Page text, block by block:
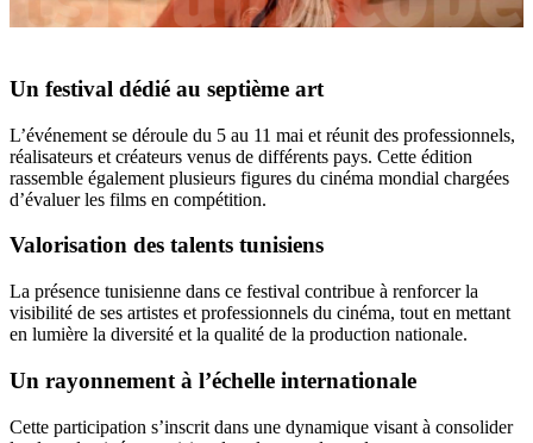
Un festival dédié au septième art
L’événement se déroule du 5 au 11 mai et réunit des professionnels,
réalisateurs et créateurs venus de différents pays. Cette édition
rassemble également plusieurs figures du cinéma mondial chargées
d’évaluer les films en compétition.
Valorisation des talents tunisiens
La présence tunisienne dans ce festival contribue à renforcer la
visibilité de ses artistes et professionnels du cinéma, tout en mettant
en lumière la diversité et la qualité de la production nationale.
Un rayonnement à l’échelle internationale
Cette participation s’inscrit dans une dynamique visant à consolider